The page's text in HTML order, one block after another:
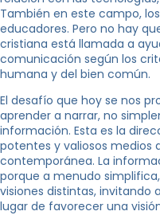
También en este campo,
educadores. Pero no hay
cristiana está llamada a
comunicación según los
humana y del bien común.
El desafío que hoy se nos
aprender a narrar, no
información. Esta es la
potentes y valiosos medios
contemporánea. La
porque a menudo
visiones distintas, invitando
lugar de favorecer una